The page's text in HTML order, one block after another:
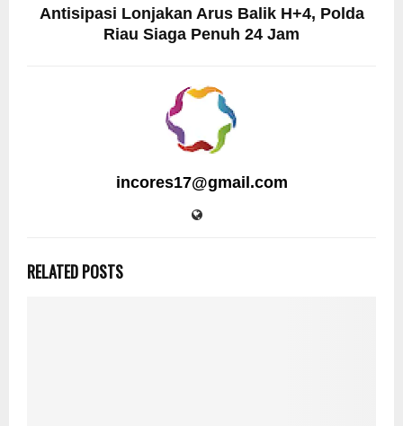
Antisipasi Lonjakan Arus Balik H+4, Polda
Riau Siaga Penuh 24 Jam
incores17@gmail.com
RELATED POSTS